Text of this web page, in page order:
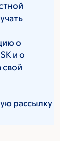
о
и о
свой
рассылку